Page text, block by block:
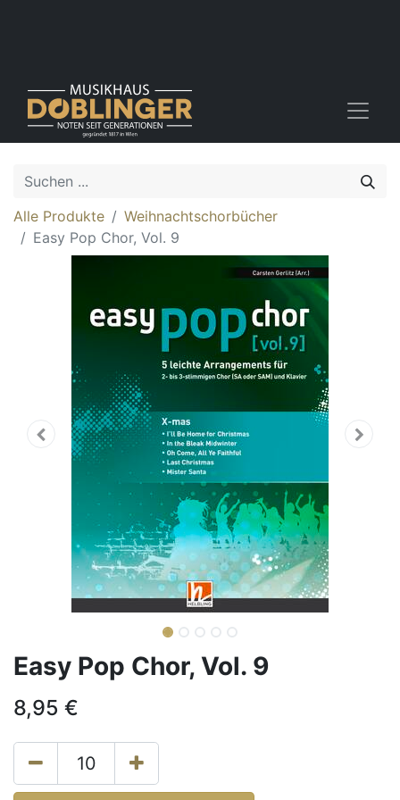
Alle Produkte
Weihnachtschorbücher
Easy Pop Chor, Vol. 9
Easy Pop Chor, Vol. 9
8,95 €